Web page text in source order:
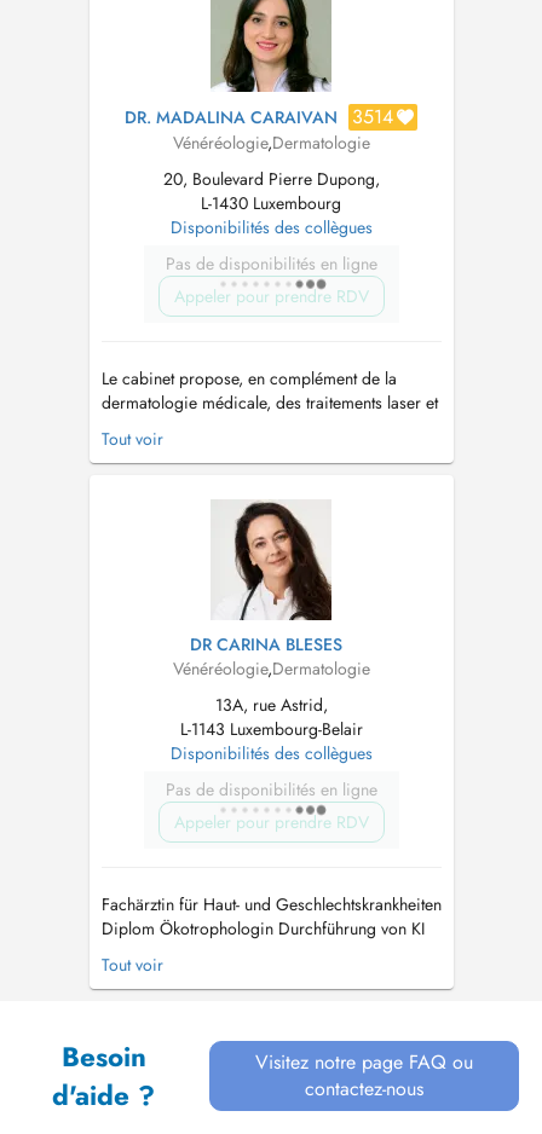
DR. MADALINA CARAIVAN 3514
Vénéréologie,Dermatologie
20, Boulevard Pierre Dupong,
L-1430 Luxembourg
Disponibilités des collègues
Pas de disponibilités en ligne
Appeler pour prendre RDV
Le cabinet propose, en complément de la
dermatologie médicale, des traitements laser et
d'amélioration de la qualité de la peau dans
une approche médicale (domaines d'intérêt:
et taches pigmentaires, cicatrices d'acné,
photorajeunissement et qualité ...
Tout voir
DR CARINA BLESES
Vénéréologie,Dermatologie
13A, rue Astrid,
L-1143 Luxembourg-Belair
Disponibilités des collègues
Pas de disponibilités en ligne
Appeler pour prendre RDV
Fachärztin für Haut- und Geschlechtskrankheiten
Diplom Ökotrophologin Durchführung von KI
gestützter Hautkrebsvorsorgeuntersuchungen
Haarsprechstunde, Diagnostik und Therapie
Botulinum Toxin, Polynukleot...
Tout voir
Besoin
d'aide ?
Visitez notre page FAQ ou
contactez-nous